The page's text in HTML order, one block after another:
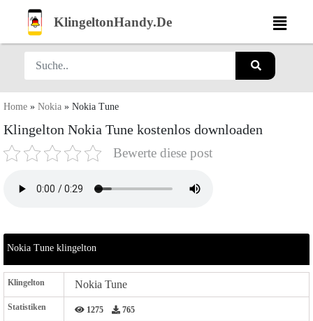
KlingeltonHandy.De
Home » Nokia » Nokia Tune
Klingelton Nokia Tune kostenlos downloaden
Bewerte diese post
Nokia Tune klingelton
Klingelton Nokia Tune
Statistiken 1275 765